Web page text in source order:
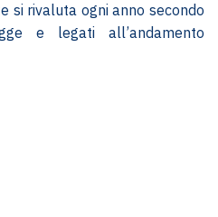
si rivaluta ogni anno secondo
e legati all’andamento